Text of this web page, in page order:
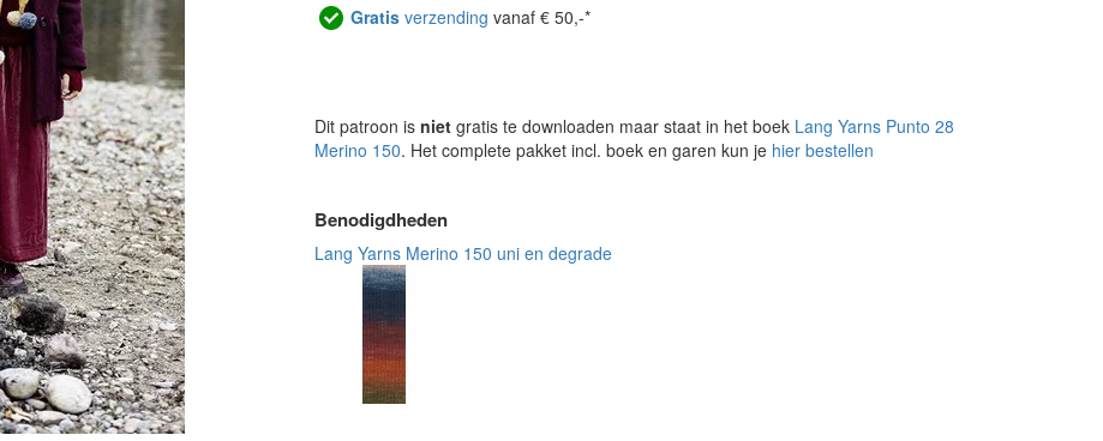
Gratis verzending vanaf € 50,-*
Dit patroon is niet gratis te downloaden maar staat in het boek Lang Yarns Punto 28
Merino 150. Het complete pakket incl. boek en garen kun je hier bestellen
Benodigdheden
Lang Yarns Merino 150 uni en degrade